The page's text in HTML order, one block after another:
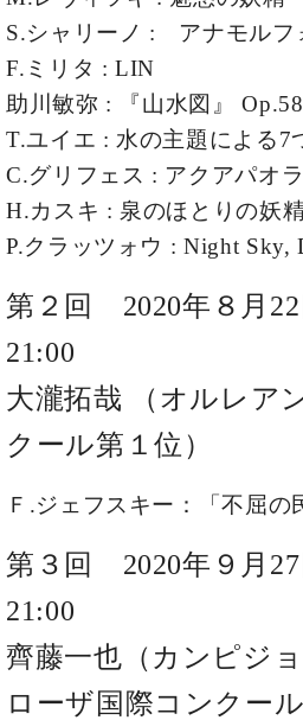
ト
ピ
ア
C.
ベ
シ
ュ
イ
ン
レ
デ
ス
ッ
ラ
イ
ト
ア
ノ
レン
タル
ホー
ル・
スタ
ジオ
空き
状況
動
収
サ
ー
ビ
ス
音
教
ピ
ノ
の
コ
S.シャリーノ : アナモルフ
F.ミリタ : LIN
助川敏弥 : 『山水図』 Op.58
T.ユイエ : 水の主題による7
C.グリフェス : アクアパオ
H.カスキ : 泉のほとりの妖
P.クラッツォウ : Night Sky,
第２回 2020年８月22
21:00
大瀧拓哉 （オルレア
クール第１位）
Ｆ.ジェフスキー：「不屈の
第３回 2020年９月27
21:00
齊藤一也（カンピジ
ローザ国際コンクー